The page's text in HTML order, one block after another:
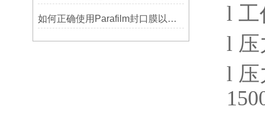
如何正确使用Parafilm封口膜以确保实验结果的准确性？
l 工
l
l